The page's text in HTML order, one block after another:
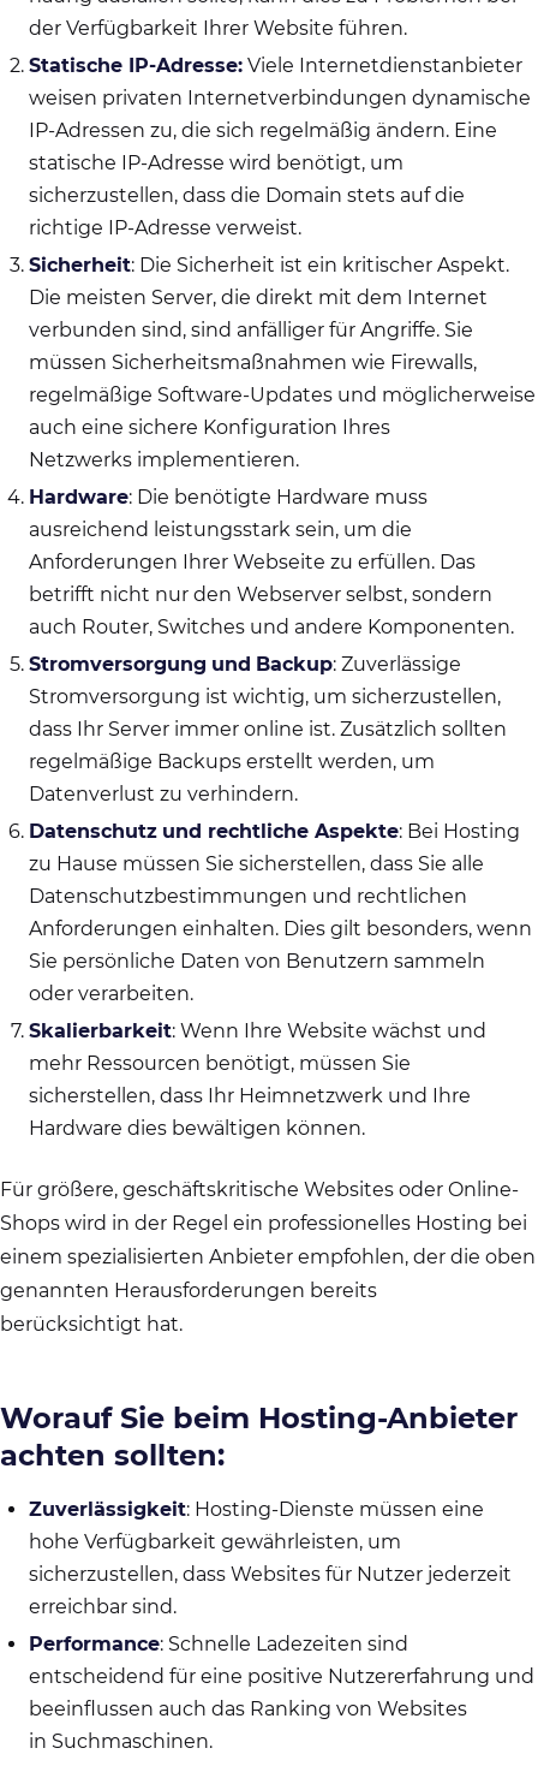
der Verfügbarkeit Ihrer Website führen.
Statische IP-Adresse: Viele Internetdienstanbieter
weisen privaten Internetverbindungen dynamische
IP-Adressen zu, die sich regelmäßig ändern. Eine
statische IP-Adresse wird benötigt, um
sicherzustellen, dass die Domain stets auf die
richtige IP-Adresse verweist.
Sicherheit: Die Sicherheit ist ein kritischer Aspekt.
Die meisten Server, die direkt mit dem Internet
verbunden sind, sind anfälliger für Angriffe. Sie
müssen Sicherheitsmaßnahmen wie Firewalls,
regelmäßige Software-Updates und möglicherweise
auch eine sichere Konfiguration Ihres
Netzwerks implementieren.
Hardware: Die benötigte Hardware muss
ausreichend leistungsstark sein, um die
Anforderungen Ihrer Webseite zu erfüllen. Das
betrifft nicht nur den Webserver selbst, sondern
auch Router, Switches und andere Komponenten.
Stromversorgung und Backup: Zuverlässige
Stromversorgung ist wichtig, um sicherzustellen,
dass Ihr Server immer online ist. Zusätzlich sollten
regelmäßige Backups erstellt werden, um
Datenverlust zu verhindern.
Datenschutz und rechtliche Aspekte: Bei Hosting
zu Hause müssen Sie sicherstellen, dass Sie alle
Datenschutzbestimmungen und rechtlichen
Anforderungen einhalten. Dies gilt besonders, wenn
Sie persönliche Daten von Benutzern sammeln
oder verarbeiten.
Skalierbarkeit: Wenn Ihre Website wächst und
mehr Ressourcen benötigt, müssen Sie
sicherstellen, dass Ihr Heimnetzwerk und Ihre
Hardware dies bewältigen können.
Für größere, geschäftskritische Websites oder Online-
Shops wird in der Regel ein professionelles Hosting bei
einem spezialisierten Anbieter empfohlen, der die oben
genannten Herausforderungen bereits
berücksichtigt hat.
Worauf Sie beim Hosting-Anbieter
achten sollten:
Zuverlässigkeit: Hosting-Dienste müssen eine
hohe Verfügbarkeit gewährleisten, um
sicherzustellen, dass Websites für Nutzer jederzeit
erreichbar sind.
Performance: Schnelle Ladezeiten sind
entscheidend für eine positive Nutzererfahrung und
beeinflussen auch das Ranking von Websites
in Suchmaschinen.